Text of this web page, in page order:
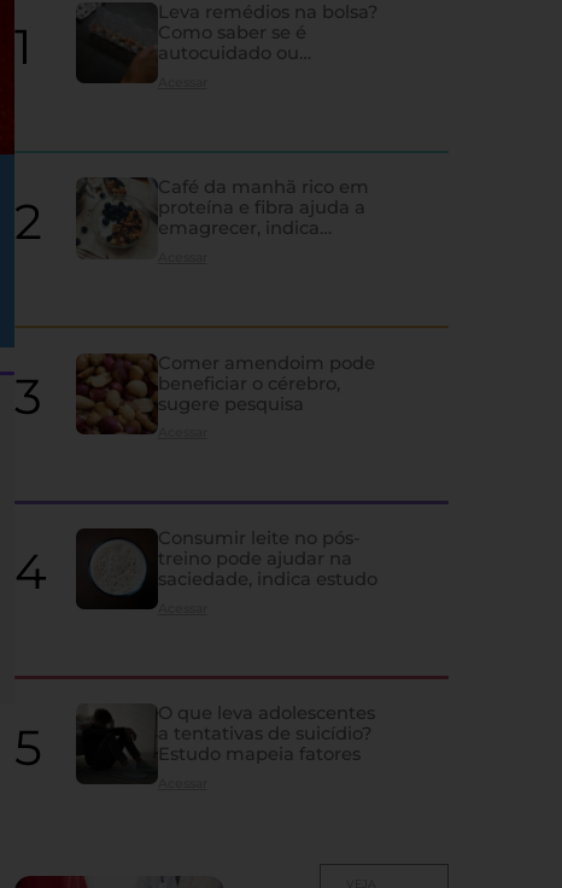
Os sinais de que a
quase ninguém percebe
Ela influencia humor, memória, fertilidade, sono e vida sexual;
despercebidos e os principais problemas que atingem a glândula
Leva remédios na bolsa?
Como saber se é
autocuidado ou
hipocondria
Acessar
Café da manhã rico em
proteína e fibra ajuda a
emagrecer, indica
Comer amendoim pode
beneficiar o cérebro,
sugere pesquisa
Acessar
Consumir leite no pós-
treino pode ajudar na
saciedade, indica estudo
Acessar
O que leva adolescentes
a tentativas de suicídio?
Estudo mapeia fatores
Acessar